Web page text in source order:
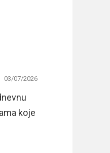
03/07/2026
koje